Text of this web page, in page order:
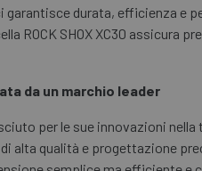
garantisce durata, efficienza
ROCK SHOX XC30
da un marchio leader
per le sue innovazioni
alta qualità e progettazione